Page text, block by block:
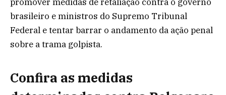
brasileiro e ministros do Supremo Tribunal
Federal e tentar barrar o andamento da ação penal
sobre a trama golpista.
Confira as medidas